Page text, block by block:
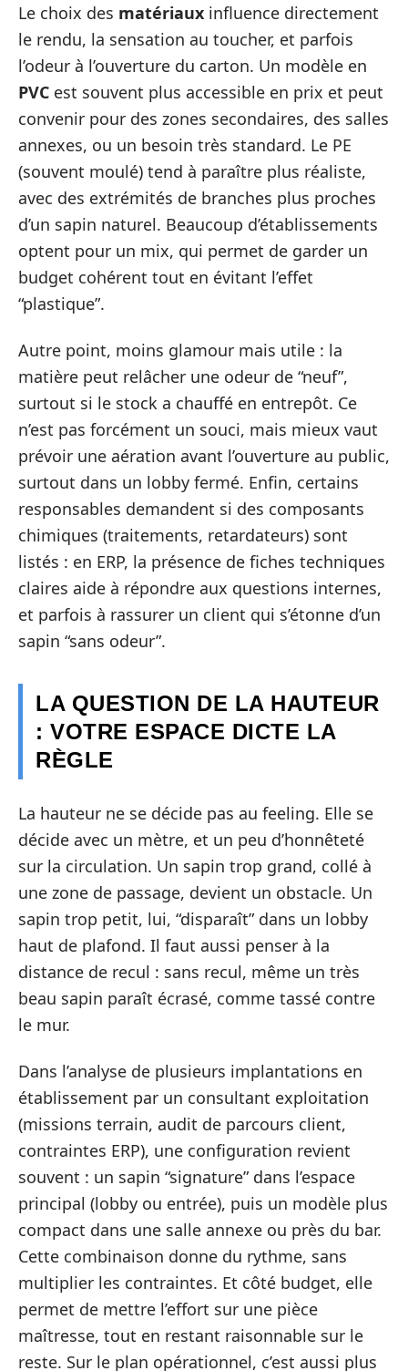
Le choix des matériaux influence directement
le rendu, la sensation au toucher, et parfois
l’odeur à l’ouverture du carton. Un modèle en
PVC est souvent plus accessible en prix et peut
convenir pour des zones secondaires, des salles
annexes, ou un besoin très standard. Le PE
(souvent moulé) tend à paraître plus réaliste,
avec des extrémités de branches plus proches
d’un sapin naturel. Beaucoup d’établissements
optent pour un mix, qui permet de garder un
budget cohérent tout en évitant l’effet
“plastique”.
Autre point, moins glamour mais utile : la
matière peut relâcher une odeur de “neuf”,
surtout si le stock a chauffé en entrepôt. Ce
n’est pas forcément un souci, mais mieux vaut
prévoir une aération avant l’ouverture au public,
surtout dans un lobby fermé. Enfin, certains
responsables demandent si des composants
chimiques (traitements, retardateurs) sont
listés : en ERP, la présence de fiches techniques
claires aide à répondre aux questions internes,
et parfois à rassurer un client qui s’étonne d’un
sapin “sans odeur”.
LA QUESTION DE LA HAUTEUR
: VOTRE ESPACE DICTE LA
RÈGLE
La hauteur ne se décide pas au feeling. Elle se
décide avec un mètre, et un peu d’honnêteté
sur la circulation. Un sapin trop grand, collé à
une zone de passage, devient un obstacle. Un
sapin trop petit, lui, “disparaît” dans un lobby
haut de plafond. Il faut aussi penser à la
distance de recul : sans recul, même un très
beau sapin paraît écrasé, comme tassé contre
le mur.
Dans l’analyse de plusieurs implantations en
établissement par un consultant exploitation
(missions terrain, audit de parcours client,
contraintes ERP), une configuration revient
souvent : un sapin “signature” dans l’espace
principal (lobby ou entrée), puis un modèle plus
compact dans une salle annexe ou près du bar.
Cette combinaison donne du rythme, sans
multiplier les contraintes. Et côté budget, elle
permet de mettre l’effort sur une pièce
maîtresse, tout en restant raisonnable sur le
reste. Sur le plan opérationnel, c’est aussi plus